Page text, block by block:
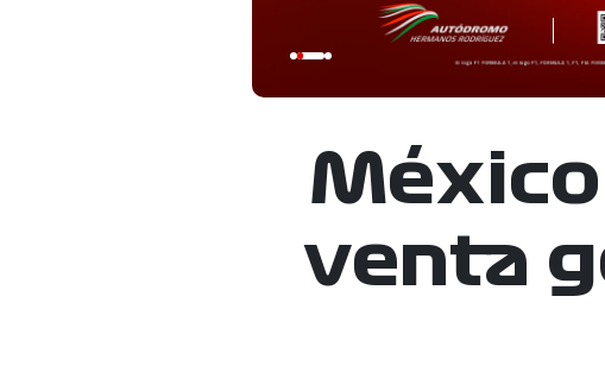
México
venta